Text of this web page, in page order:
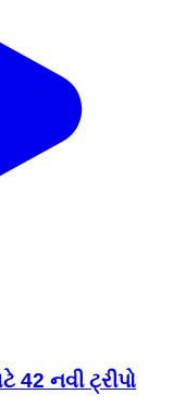
42 નવી ટ્રીપો